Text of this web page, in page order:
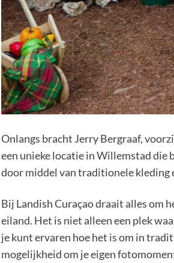
Onlangs bracht Jerry Bergraaf,
een unieke locatie in Willemstad die
door middel van traditionele kleding
Bij Landish Curaçao draait alles om
eiland. Het is niet alleen een plek
je kunt ervaren hoe het is om in
mogelijkheid om je eigen